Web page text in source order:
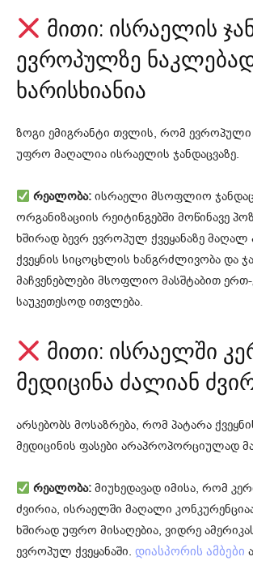
მითი: ისრაელის
ევროპულზე
ხარისხიანია
ზოგი ემიგრანტი თვლის, რომ ევროპული
უფრო მაღალია ისრაელის ჯანდაცვაზე.
რეალობა: ისრაელი მსოფლიო
ორგანიზაციის რეიტინგებში მოწინავე
ხშირად ბევრ ევროპულ ქვეყანაზე მაღალ
ქვეყნის სიცოცხლის ხანგრძლივობა და
მაჩვენებლები მსოფლიო მასშტაბით
საუკეთესოდ ითვლება.
მითი: ისრაელში
მედიცინა ძალიან
არსებობს მოსაზრება, რომ პატარა
მედიცინის ფასები არაპროპორციულად
რეალობა: მიუხედავად იმისა, რომ
ძვირია, ისრაელში მაღალი
ხშირად უფრო მისაღებია, ვიდრე
ევროპულ ქვეყანაში. დიასპორის ამბები